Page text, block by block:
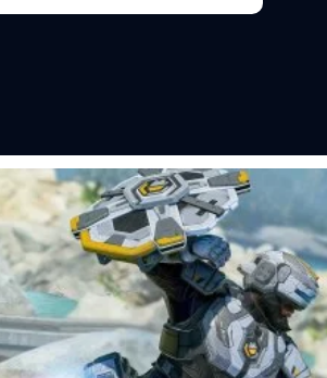
สมัครทีมสร้างเกมเล่นคนเดียวจ
Legends
ประกาศรับสมัครทีมงานเพื่อมา
นเดียว จากจักรวาลเดียวกับ Apex
ษัท